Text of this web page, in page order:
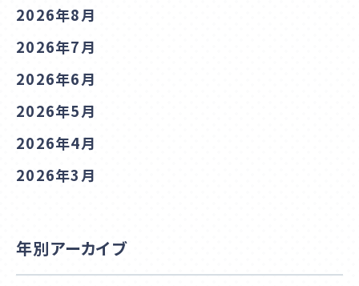
2026年8月
2026年7月
2026年6月
2026年5月
2026年4月
2026年3月
年別アーカイブ